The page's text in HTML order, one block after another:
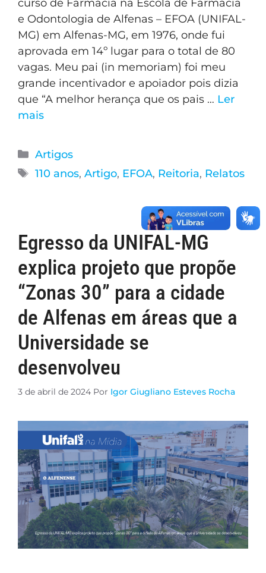
curso de Farmácia na Escola de Farmácia
e Odontologia de Alfenas – EFOA (UNIFAL-
MG) em Alfenas-MG, em 1976, onde fui
aprovada em 14º lugar para o total de 80
vagas. Meu pai (in memoriam) foi meu
grande incentivador e apoiador pois dizia
que “A melhor herança que os pais … Ler
mais
Artigos
110 anos, Artigo, EFOA, Reitoria, Relatos
Egresso da UNIFAL-MG
explica projeto que propõe
“Zonas 30” para a cidade
de Alfenas em áreas que a
Universidade se
desenvolveu
3 de abril de 2024 Por Igor Giugliano Esteves Rocha